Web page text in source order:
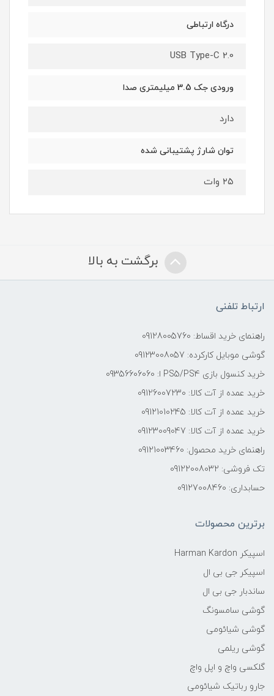
درگاه ارتباطی
USB Type-C 2.0
ورودی جک 3.5 میلیمتری صدا
دارد
توان شارژ پشتیبانی شده
۲۵ وات
برگشت به بالا
ارتباط تلفنی
راهنمای خرید اقساط: 09128005760
گوشی موبایل کارکرده: 09123008057
خرید کنسول بازی PS5/PS4 ا: 09356606060
خرید عمده از آت کالا: 09126007230
خرید عمده از آت کالا: 09121010245
خرید عمده از آت کالا: 09123009047
راهنمای خرید محصول: 09121003460
تک فروشی: 09122008032
حسابداری: 09127008460
برترین محصولات
اسپیکر Harman Kardon
اسپیکر جی بی ال
ساندبار جی بی ال
گوشی سامسونگ
گوشی شیائومی
گوشی ریلمی
گلکسی واچ و اپل واچ
جارو رباتیک شیائومی